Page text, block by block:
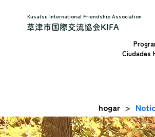
Kusatsu International Friendship Association
草津市国際交流協会KIFA
Ciudades
hogar >